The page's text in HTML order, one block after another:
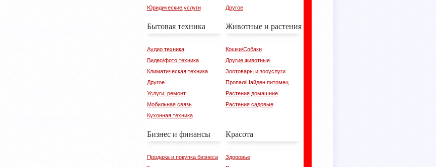
Юридические услуги
Другое
Бытовая техника
Аудио техника
Видео/фото техника
Климатическая техника
Другое
Услуги, ремонт
Мобильная связь
Кухонная техника
Животные и растения
Кошки/Собаки
Другие животные
Зоотовары и зооуслуги
Пропал/Найден питомец
Растения домашние
Растения садовые
Бизнес и финансы
Продажа и покупка бизнеса
Красота
Здоровье